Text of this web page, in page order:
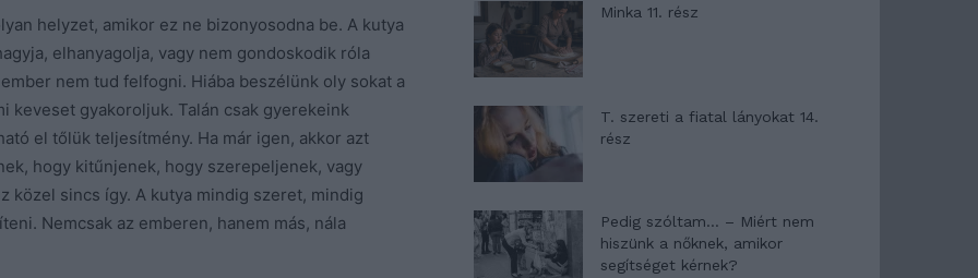
helyzet, amikor ez ne bizonyosodna be. A kutya
elhanyagolja, vagy nem gondoskodik róla
nem tud felfogni. Hiába beszélünk oly sokat a
keveset gyakoroljuk. Talán csak gyerekeink
el tőlük teljesítmény. Ha már igen, akkor azt
hogy kitűnjenek, hogy szerepeljenek, vagy
közel sincs így. A kutya mindig szeret, mindig
Nemcsak az emberen, hanem más, nála
Minka 11. rész
T. szereti a fiatal lányokat 14.
rész
Pedig szóltam… – Miért nem
hiszünk a nőknek, amikor
segítséget kérnek?